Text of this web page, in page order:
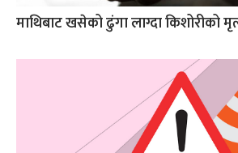
माथिबाट खसेको ढुंगा लाग्दा किशोरीको